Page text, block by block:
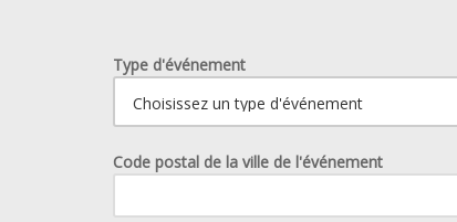
Type d'événement
Code postal de la ville de l'événement